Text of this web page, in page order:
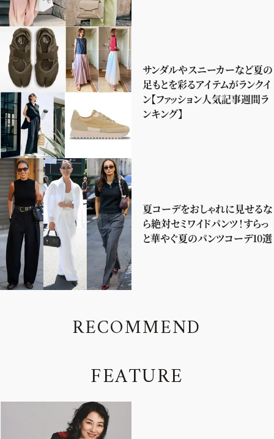
サンダルやスニーカーなど夏の
足もとを彩るアイテムがランクイ
ン【ファッション人気記事週間ラ
ンキング】
夏コーデをおしゃれに見せるな
ら絶対セミワイドパンツ！すらっ
と華やぐ夏のパンツコーデ10選
RECOMMEND
FEATURE